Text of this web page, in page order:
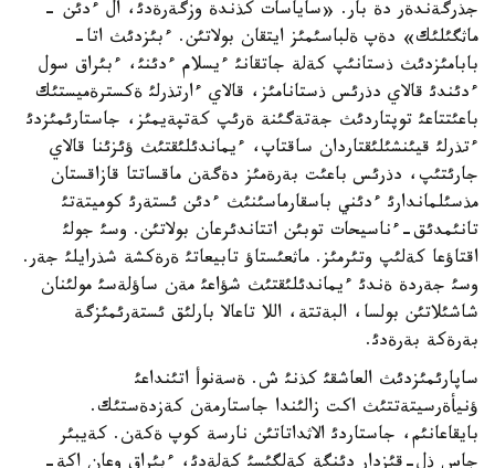
جذرگةندةر دة بار. «ساياسات كذندة وزگةرةدئ، ال ءدئن -
ماثگئلئك» دةپ ةلباسئمئز ايتقان بولاتئن. ءبئزدئث اتا-
بابامئزدئث ذستانئپ كةلة جاتقانئ ءيسلام ءدئنئ، ءبئراق سول
ءدئندئ قالاي دذرئس ذستانامئز، قالاي ءارتذرلئ ةكسترةميستئك
باعئتتاعئ توپتاردئث جةتةگئنة ةرئپ كةتپةيمئز، جاستارئمئزدئ
ءتذرلئ قيئنشئلئقتاردان ساقتاپ، ءيماندئلئقتئث ؤئزئنا قالاي
جارئتئپ، دذرئس باعئت بةرةمئز دةگةن ماقساتتا قازاقستان
مذسئلماندارئ ءدئني باسقارماسئنئث ءدئن ئستةرئ كوميتةتئ
تانئمدئق-ءناسيحات توبئن اتتاندئرعان بولاتئن. وسئ جولئ
اقتاؤعا كةلئپ وتئرمئز. ماثعئستاؤ تابيعاتئ ةرةكشة شذرايلئ جةر.
وسئ جةردة ةندئ ءيماندئلئقتئث شؤاعئ مةن ساؤلةسئ مولئنان
شاشئلاتئن بولسا، البةتتة، اللا تاعالا بارلئق ئستةرئمئزگة
بةرةكة بةرةدئ.
ساپارئمئزدئث العاشقئ كذنئ ش. ةسةنوأ اتئنداعئ
ؤنيأةرسيتةتتئث اكت زالئندا جاستارمةن كةزدةستئك.
بايقاعانئم، جاستاردئ الاثداتاتئن نارسة كوپ ةكةن. كةيبئر